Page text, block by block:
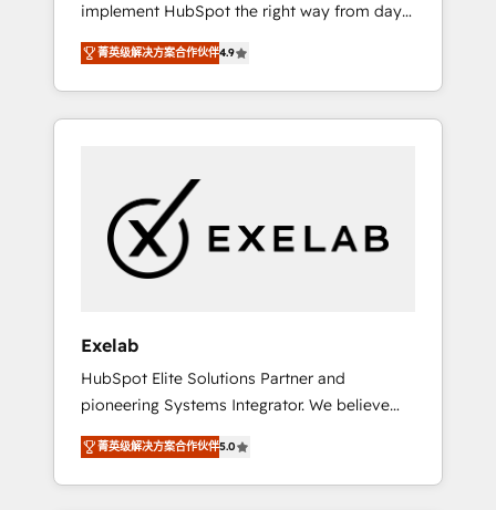
training - Ongoing optimisation and RevOps
support Based in Leeds and London, we
partner with SMEs across the UK who are
ready to turn HubSpot into the growth
engine it’s meant to be.
implement HubSpot the right way from day
one — with the flexibility to scale as
complexity increases. Highly certified in both
HubSpot and Salesforce, we bring deep
experience in CRM implementation,
growing mid-market and enterprise
organizations, our team combines strong
technical execution with real business
perspective. Many of our consultants have
operators need as their systems, data, and
processes evolve. Since 2014, we’ve
supported 1,400+ clients across a wide range
of industries, including healthcare, software,
B2B services, manufacturing, financial
services and more. Whether clients are new
菁英级解决方案合作伙伴4.9
Exelab
HubSpot Elite Solutions Partner and
pioneering Systems Integrator. We believe
technology should serve business strategy,
not the other way around. Every engagement
begins with clear objectives, customer
菁英级解决方案合作伙伴5.0